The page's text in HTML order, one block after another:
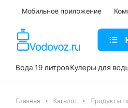
Мобильное приложение
Вода 19 литровКулеры для
Главная Каталог Продукты